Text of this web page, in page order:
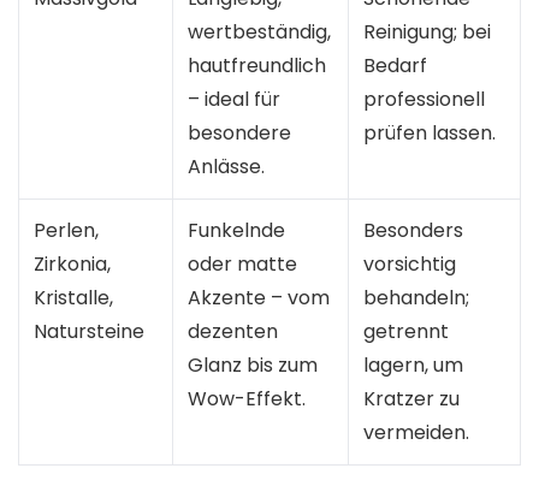
wertbeständig,
hautfreundlich
– ideal für
besondere
Anlässe.
Reinigung; bei
Bedarf
professionell
prüfen lassen.
Perlen,
Zirkonia,
Kristalle,
Natursteine
Funkelnde
oder matte
Akzente – vom
dezenten
Glanz bis zum
Wow-Effekt.
Besonders
vorsichtig
behandeln;
getrennt
lagern, um
Kratzer zu
vermeiden.